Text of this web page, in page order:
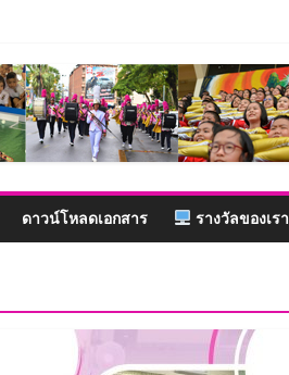
ดาวน์โหลดเอกสาร รางวัลของเรา